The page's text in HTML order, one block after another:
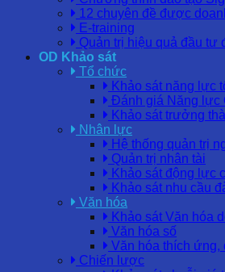
12 chuyên đề được
E-training
Quản trị hiệu quả đầu tư
OD Khảo sát
Tổ chức
Khảo sát năng lực
Đánh giá Năng lực
Khảo sát trưởng
Nhân lực
Hệ thống quản trị
Quản trị nhân tài
Khảo sát động lực
Khảo sát nhu cầu
Văn hóa
Khảo sát Văn hóa
Văn hóa số
Văn hóa thích ứng,
Chiến lược